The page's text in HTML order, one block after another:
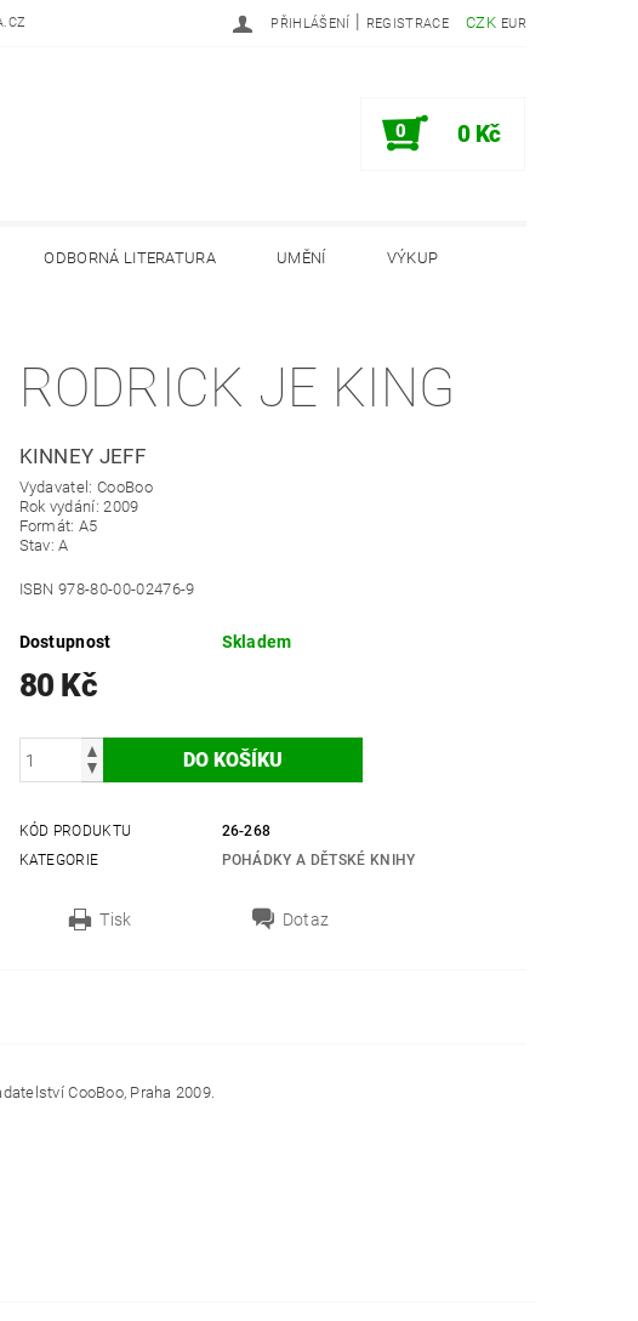
CZK EUR
PŘIHLÁŠENÍ | REGISTRACE
0 0 Kč
ODBORNÁ LITERATURA UMĚNÍ VÝKUP
RODRICK JE KING
KINNEY JEFF
Vydavatel: CooBoo
Rok vydání: 2009
Formát: A5
Stav: A
ISBN 978-80-00-02476-9
Dostupnost Skladem
80 Kč
KÓD PRODUKTU
26-268
KATEGORIE
POHÁDKY A DĚTSKÉ KNIHY
Tisk Dotaz
CooBoo, Praha 2009.